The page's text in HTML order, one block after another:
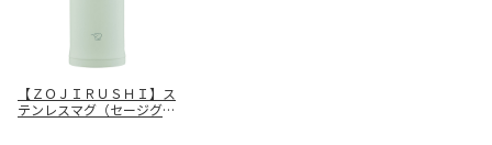
【ＺＯＪＩＲＵＳＨＩ】ス
テンレスマグ（セージグリ